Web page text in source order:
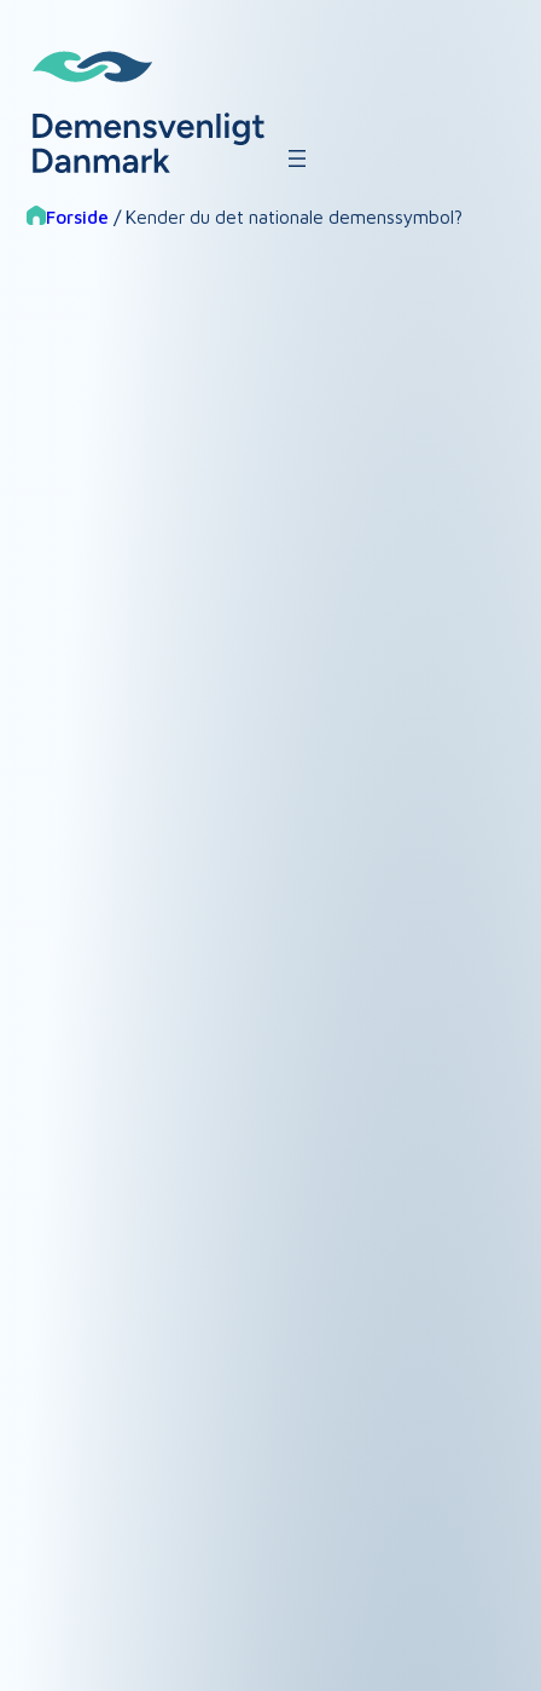
indhold
Forside /Kender du det nationale demenssymbol?